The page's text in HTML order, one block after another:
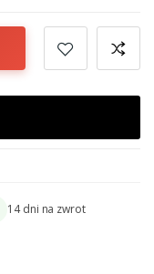
14 dni na zwrot